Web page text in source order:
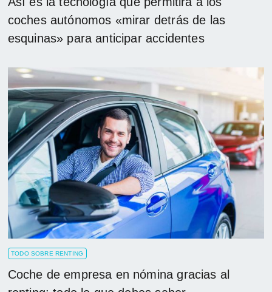
coches autónomos «mirar detrás de las
esquinas» para anticipar accidentes
TODO SOBRE RENTING
Coche de empresa en nómina gracias al